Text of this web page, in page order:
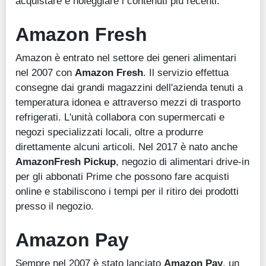
Amazon Fresh
Amazon è entrato nel settore dei generi alimentari
nel 2007 con Amazon Fresh. Il servizio effettua
consegne dai grandi magazzini dell'azienda tenuti a
temperatura idonea e attraverso mezzi di trasporto
refrigerati. L'unità collabora con supermercati e
negozi specializzati locali, oltre a produrre
direttamente alcuni articoli. Nel 2017 è nato anche
AmazonFresh Pickup, negozio di alimentari drive-in
per gli abbonati Prime che possono fare acquisti
online e stabiliscono i tempi per il ritiro dei prodotti
presso il negozio.
Amazon Pay
Sempre nel 2007 è stato lanciato Amazon Pay, un